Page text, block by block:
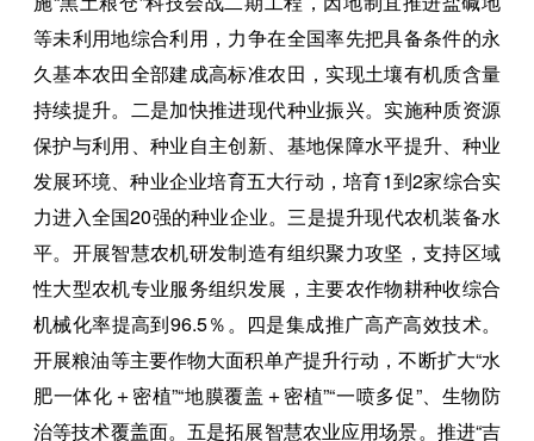
等未利用地综合利用，力争在全国率先把具备条件的永
久基本农田全部建成高标准农田，实现土壤有机质含量
持续提升。二是加快推进现代种业振兴。实施种质资源
保护与利用、种业自主创新、基地保障水平提升、种业
发展环境、种业企业培育五大行动，培育1到2家综合实
力进入全国20强的种业企业。三是提升现代农机装备水
平。开展智慧农机研发制造有组织聚力攻坚，支持区域
性大型农机专业服务组织发展，主要农作物耕种收综合
机械化率提高到96.5％。四是集成推广高产高效技术。
开展粮油等主要作物大面积单产提升行动，不断扩大“水
肥一体化＋密植”“地膜覆盖＋密植”“一喷多促”、生物防
治等技术覆盖面。五是拓展智慧农业应用场景。推进“吉